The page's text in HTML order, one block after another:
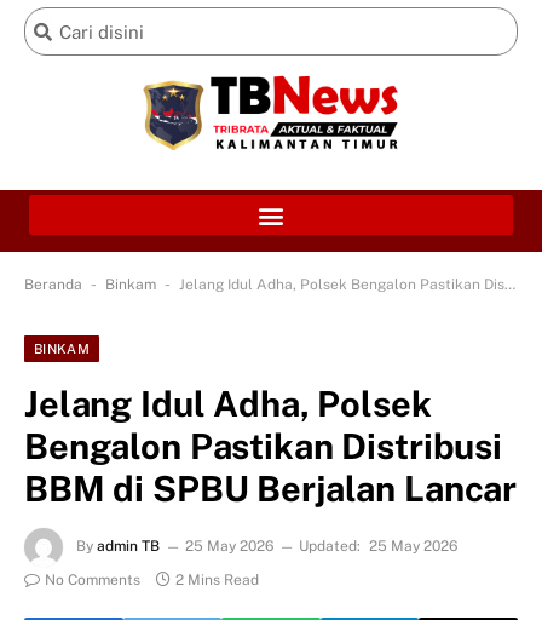
Beranda - Binkam - Jelang Idul Adha, Polsek Bengalon Pastikan Distribusi BBM di SPBU Berjalan Lancar
BINKAM
Jelang Idul Adha, Polsek
Bengalon Pastikan Distribusi
BBM di SPBU Berjalan Lancar
By admin TB 25 May 2026 Updated: 25 May 2026
No Comments
2 Mins Read